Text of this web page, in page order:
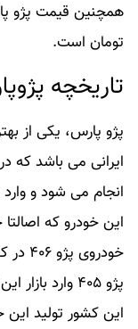
تومان است.
تاریخچه
پژو پارس، یکی از
ایرانی می باشد که
انجام می شود و
این خودرو که
این کشور تولید